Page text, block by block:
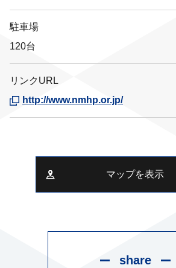
駐車場
120台
リンクURL
http://www.nmhp.or.jp/
マップを表示
share